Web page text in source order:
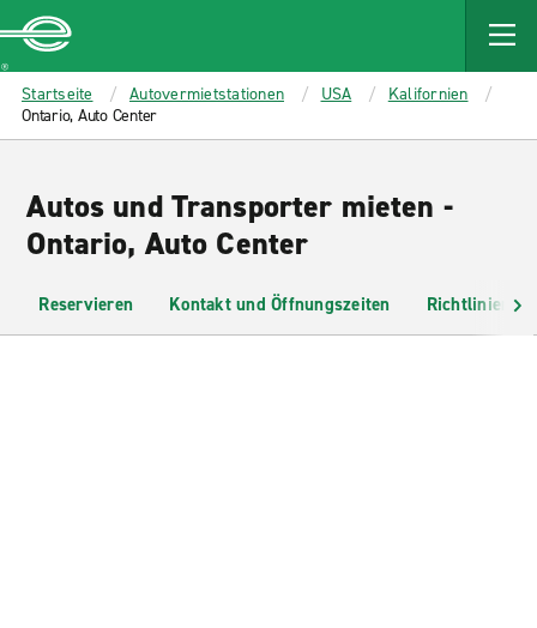
MAIN
CONTENT
Enterprise
Startseite Autovermietstationen USA
Kalifornien
Ontario, Auto Center
Autos und Transporter mieten -
Ontario, Auto Center
Reservieren Kontakt und Öffnungszeiten Richtlinien